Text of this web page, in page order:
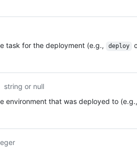
task for the deployment (e.g.,
deploy
string or null
environment that was deployed to (e.g.,